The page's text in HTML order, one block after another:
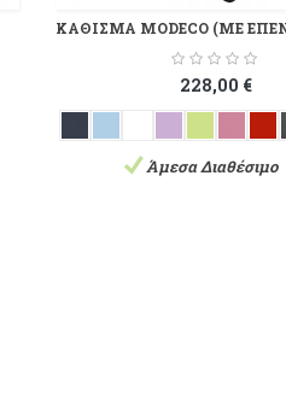
228,00 €
Άμεσα Διαθέσιμο